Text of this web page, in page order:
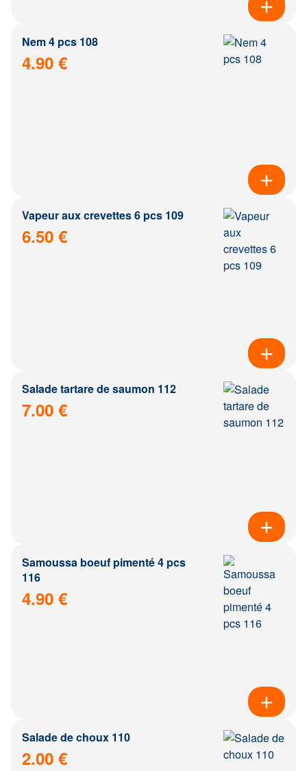
Nem 4 pcs 108
4.90 €
Vapeur aux crevettes 6 pcs 109
6.50 €
Salade tartare de saumon 112
7.00 €
Samoussa boeuf pimenté 4 pcs
116
4.90 €
Salade de choux 110
2.00 €